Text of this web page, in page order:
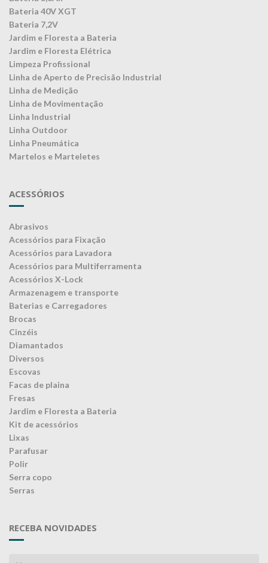
Bateria 40V XGT
Bateria 7,2V
Jardim e Floresta a Bateria
Jardim e Floresta Elétrica
Limpeza Profissional
Linha de Aperto de Precisão Industrial
Linha de Medição
Linha de Movimentação
Linha Industrial
Linha Outdoor
Linha Pneumática
Martelos e Marteletes
ACESSÓRIOS
Abrasivos
Acessórios para Fixação
Acessórios para Lavadora
Acessórios para Multiferramenta
Acessórios X-Lock
Armazenagem e transporte
Baterias e Carregadores
Brocas
Cinzéis
Diamantados
Diversos
Escovas
Facas de plaina
Fresas
Jardim e Floresta a Bateria
Kit de acessórios
Lixas
Parafusar
Polir
Serra copo
Serras
RECEBA NOVIDADES